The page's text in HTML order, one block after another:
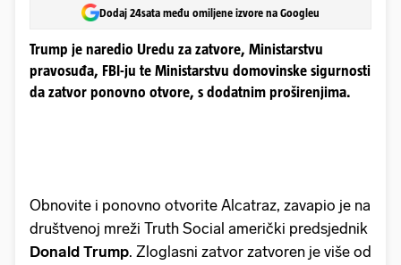
Dodaj 24sata među omiljene izvore na Googleu
Trump je naredio Uredu za zatvore, Ministarstvu
pravosuđa, FBI-ju te Ministarstvu domovinske sigurnosti
da zatvor ponovno otvore, s dodatnim proširenjima.
Obnovite i ponovno otvorite Alcatraz, zavapio je na
društvenoj mreži Truth Social američki predsjednik
Donald Trump. Zloglasni zatvor zatvoren je više od